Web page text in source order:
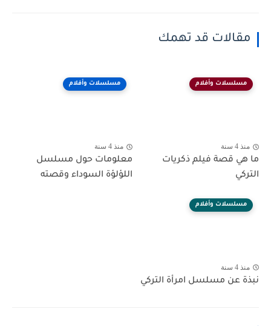
مقالات قد تهمك
مسلسلات وأفلام
منذ 4 سنة
ما هي قصة فيلم ذكريات
التركي
مسلسلات وأفلام
منذ 4 سنة
معلومات حول مسلسل
اللؤلؤة السوداء وقصته
مسلسلات وأفلام
منذ 4 سنة
نبذة عن مسلسل امرأة التركي